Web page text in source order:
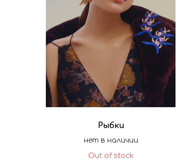
Рыбки
нет в наличии
Out of stock